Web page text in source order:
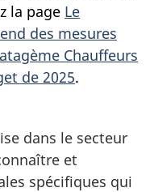
la page Le
des mesures
Chauffeurs
de 2025.
dans le secteur
et
spécifiques qui